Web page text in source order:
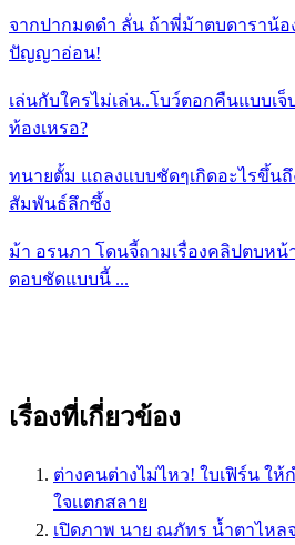
จากปากมดดำ ลั่น ถ้าพี่ม้าตบดาราน้อ
ปัญญาอ่อน!
เล่นกับใครไม่เล่น..โบว์ตอกคืนแบบเจ็
ท้องเหรอ?
ทนายตั้ม แถลงแบบชัดๆเกิดอะไรขึ้น
สัมพันธ์ลึกซึ้ง
ม้า อรนภา โดนจี้ถามเรื่องคลิปตบหน้
ตอบชัดแบบนี้ ...
เรื่องที่เกี่ยวข้อง
ต่างคนต่างไม่ไหว! ใบเฟิร์น ให้
ใจเเตกสลาย
เปิดภาพ นาย ณภัทร น้ำตาไหล